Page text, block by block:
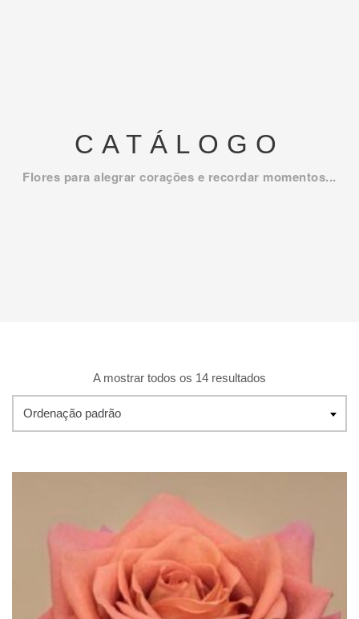
CATÁLOGO
Flores para alegrar corações e recordar momentos...
A mostrar todos os 14 resultados
Ordenação padrão